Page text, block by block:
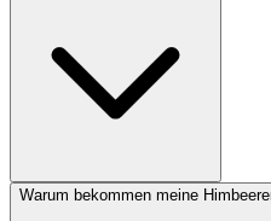
Winter (Februar) komplett
Holz fruchten.
Warum bekommen meine